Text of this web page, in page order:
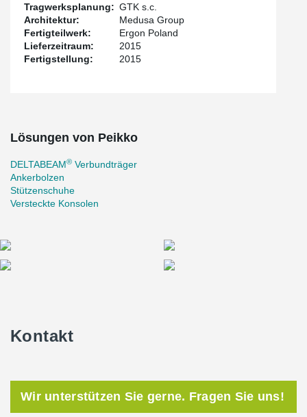
Tragwerksplanung: GTK s.c.
Architektur:
Medusa Group
Fertigteilwerk:
Ergon Poland
Lieferzeitraum:
2015
Fertigstellung:
2015
Lösungen von Peikko
DELTABEAM® Verbundträger
Ankerbolzen
Stützenschuhe
Versteckte Konsolen
Kontakt
Wir unterstützen Sie gerne. Fragen Sie uns!